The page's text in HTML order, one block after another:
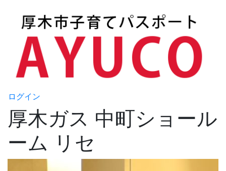
ログイン
厚木ガス 中町ショール
ーム リセ